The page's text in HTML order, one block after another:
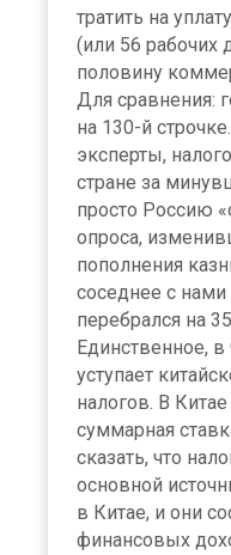
тратить на
(или 56 рабочих
половину
Для сравнения:
на 130-й
эксперты,
стране за
просто Россию
опроса,
пополнения
соседнее с нами
перебрался на
Единственное,
уступает
налогов. В
суммарная
сказать, что
основной
в Китае, и они
финансовых